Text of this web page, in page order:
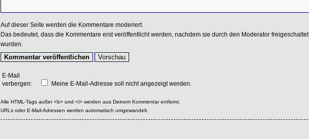
Auf dieser Seite werden die Kommentare moderiert.
Das bedeutet, dass die Kommentare erst veröffentlicht werden, nachdem sie durch den Moderator freigeschaltet
wurden.
E-Mail
verbergen:
Meine E-Mail-Adresse soll nicht angezeigt werden.
Alle HTML-Tags außer <b> und <i> werden aus Deinem Kommentar entfernt.
URLs oder E-Mail-Adressen werden automatisch umgewandelt.